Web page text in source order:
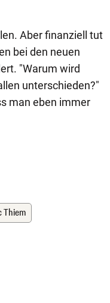
Aber finanziell tut
bei den neuen
"Warum wird
unterschieden?"
man eben immer
Thiem